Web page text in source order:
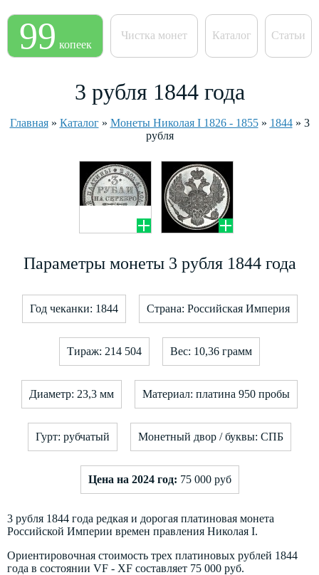
99 копеек
Чистка монет Каталог Статьи
3 рубля 1844 года
Главная» Каталог» Монеты Николая I 1826 - 1855» 1844» 3
рубля
Параметры монеты 3 рубля 1844 года
Год чеканки: 1844 Страна: Российская Империя
Тираж: 214 504 Вес: 10,36 грамм
Диаметр: 23,3 мм Материал: платина 950 пробы
Гурт: рубчатый Монетный двор / буквы: СПБ
Цена на 2024 год: 75 000 руб
3 рубля 1844 года редкая и дорогая платиновая монета
Российской Империи времен правления Николая I.
Ориентировочная стоимость трех платиновых рублей 1844
года в состоянии VF - XF составляет 75 000 руб.